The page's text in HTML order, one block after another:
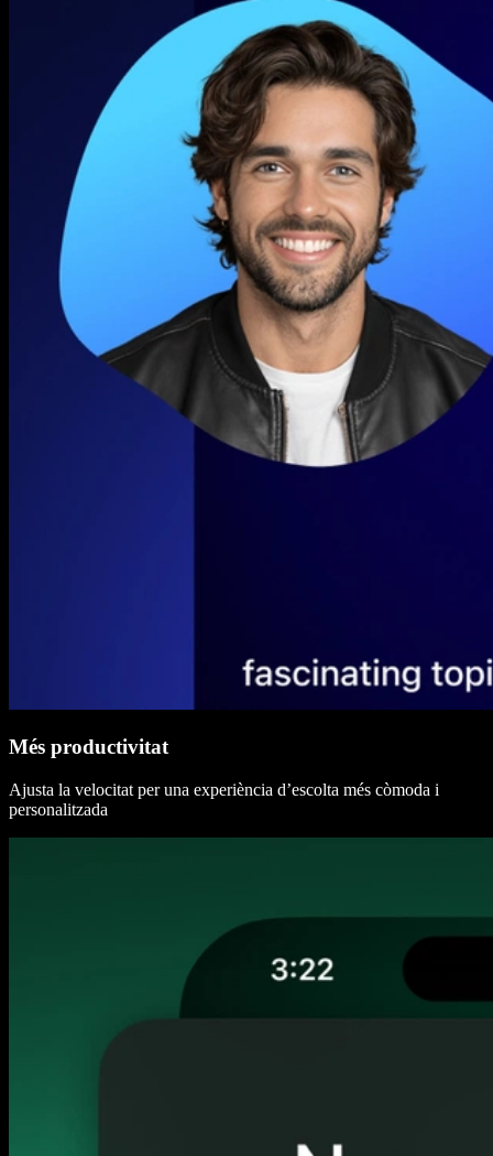
Més productivitat
Ajusta la velocitat per una experiència d’escolta més còmoda i
personalitzada